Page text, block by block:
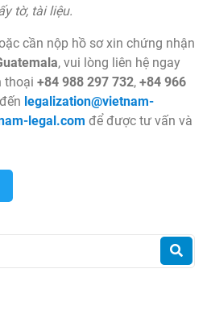
tờ, tài liệu.
cần nộp hồ sơ xin chứng nhận
, vui lòng liên hệ ngay
thoại +84 988 297 732, +84 966
legalization@vietnam-
legal.com để được tư vấn và